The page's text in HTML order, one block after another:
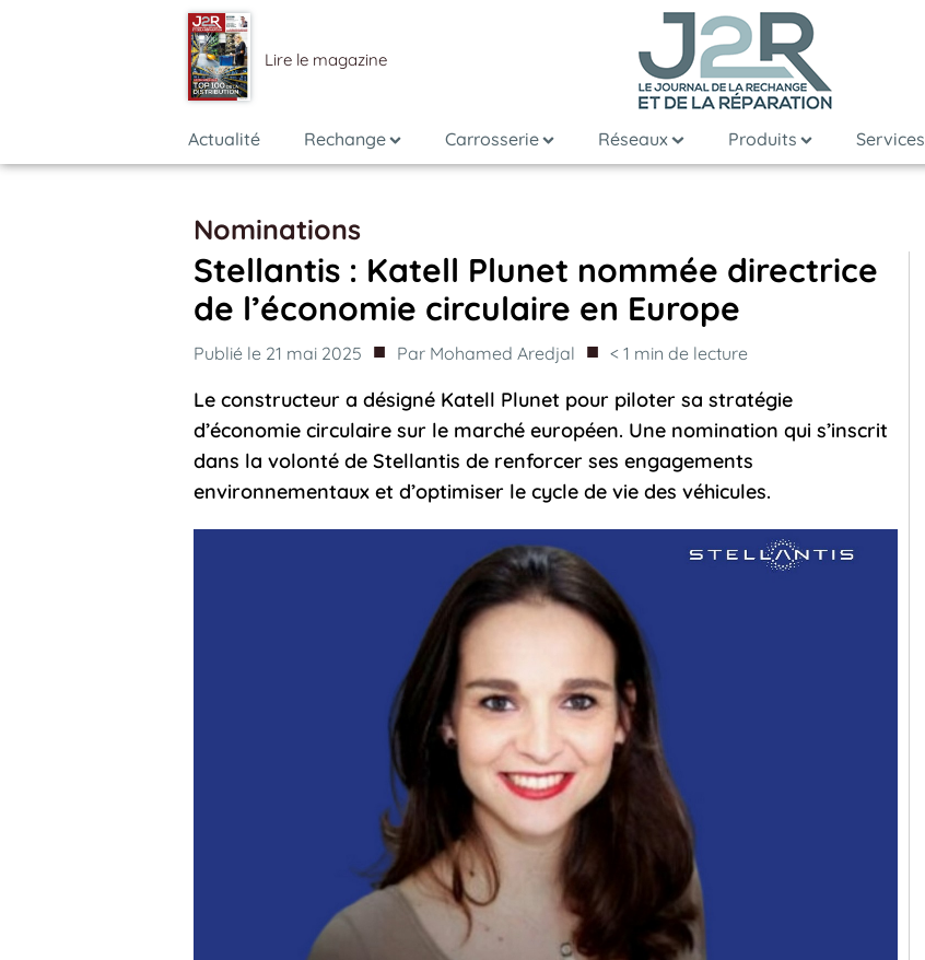
Lire le magazine
Actualité Rechange Carrosserie Réseaux Produits Services
Nominations
Stellantis : Katell Plunet nommée directrice
de l’économie circulaire en Europe
Publié le 21 mai 2025 ■ Par Mohamed Aredjal ■ < 1 min de lecture
Le constructeur a désigné Katell Plunet pour piloter sa stratégie
d’économie circulaire sur le marché européen. Une nomination qui s’inscrit
dans la volonté de Stellantis de renforcer ses engagements
environnementaux et d’optimiser le cycle de vie des véhicules.